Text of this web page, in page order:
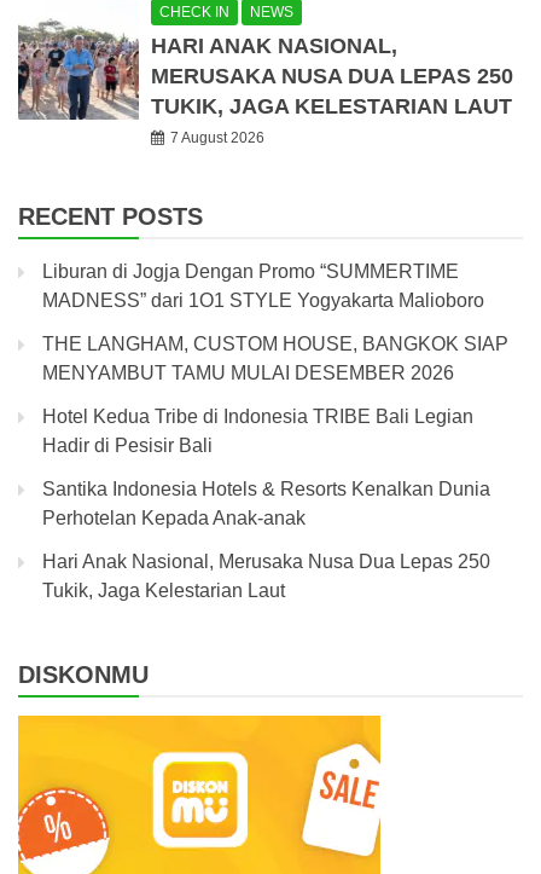
CHECK IN NEWS
HARI ANAK NASIONAL,
MERUSAKA NUSA DUA LEPAS 250
TUKIK, JAGA KELESTARIAN LAUT
7 August 2026
RECENT POSTS
Liburan di Jogja Dengan Promo “SUMMERTIME
MADNESS” dari 1O1 STYLE Yogyakarta Malioboro
THE LANGHAM, CUSTOM HOUSE, BANGKOK SIAP
MENYAMBUT TAMU MULAI DESEMBER 2026
Hotel Kedua Tribe di Indonesia TRIBE Bali Legian
Hadir di Pesisir Bali
Santika Indonesia Hotels & Resorts Kenalkan Dunia
Perhotelan Kepada Anak-anak
Hari Anak Nasional, Merusaka Nusa Dua Lepas 250
Tukik, Jaga Kelestarian Laut
DISKONMU